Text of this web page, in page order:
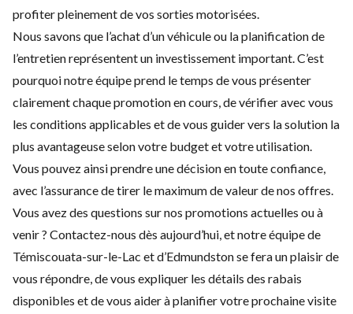
profiter pleinement de vos sorties motorisées.
Nous savons que l’achat d’un véhicule ou la planification de
l’entretien représentent un investissement important. C’est
pourquoi notre équipe prend le temps de vous présenter
clairement chaque promotion en cours, de vérifier avec vous
les conditions applicables et de vous guider vers la solution la
plus avantageuse selon votre budget et votre utilisation.
Vous pouvez ainsi prendre une décision en toute confiance,
avec l’assurance de tirer le maximum de valeur de nos offres.
Vous avez des questions sur nos promotions actuelles ou à
venir ? Contactez-nous dès aujourd’hui, et notre équipe de
Témiscouata-sur-le-Lac et d’Edmundston se fera un plaisir de
vous répondre, de vous expliquer les détails des rabais
disponibles et de vous aider à planifier votre prochaine visite